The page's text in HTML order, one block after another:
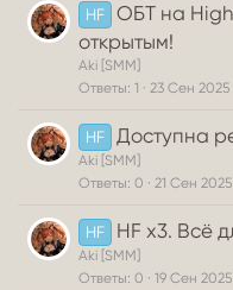
HF
ОБТ на High
открытым!
Aki [SMM]
Ответы 1 23 Сен 2025
HF Доступна
Aki [SMM]
Ответы 0 21 Сен 2025
HF HF x3. Всё
Aki [SMM]
Ответы 0 19 Сен 2025